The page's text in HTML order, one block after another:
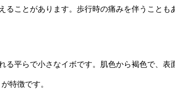
ことがあります。歩行時の痛みを伴うことも
る平らで小さなイボです。肌色から褐色で、表
特徴です。